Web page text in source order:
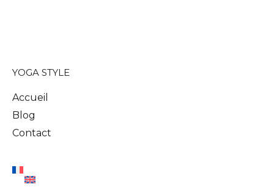
YOGA STYLE
Accueil
Blog
Contact